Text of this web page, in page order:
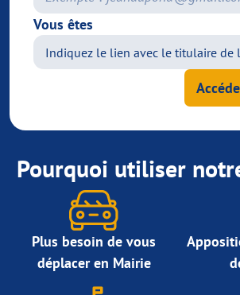
Vous êtes
Pourquoi utiliser
Plus besoin de vous
déplacer en Mairie